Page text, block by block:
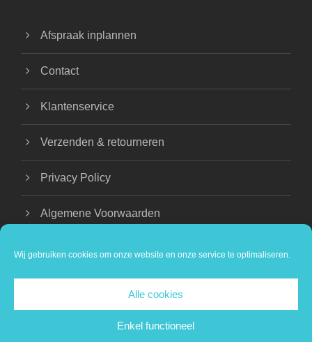
Wij gebruiken cookies om onze website en onze service te optimaliseren.
Alle cookies
Enkel functioneel
Afspraak inplannen
Contact
Klantenservice
Verzenden & retourneren
Privacy Policy
Algemene Voorwaarden
COPYRIGHT 2024 BEAUTIQUE NATHALIE |
PRIVACY VERKLARING